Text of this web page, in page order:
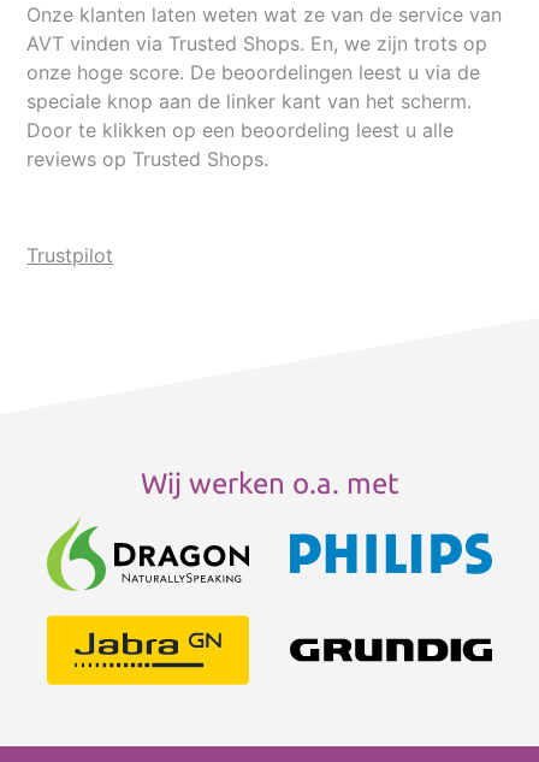
Onze klanten laten weten wat ze van de service van
AVT vinden via Trusted Shops. En, we zijn trots op
onze hoge score. De beoordelingen leest u via de
speciale knop aan de linker kant van het scherm.
Door te klikken op een beoordeling leest u alle
reviews op Trusted Shops.
Trustpilot
Wij werken o.a. met